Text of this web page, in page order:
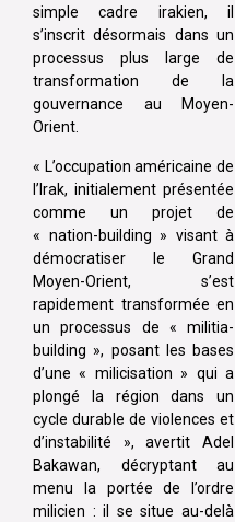
simple cadre irakien, il
s’inscrit désormais dans un
processus plus large de
transformation de la
gouvernance au Moyen-
Orient.
« L’occupation américaine de
l’Irak, initialement présentée
comme un projet de
« nation-building » visant à
démocratiser le Grand
Moyen-Orient, s’est
rapidement transformée en
un processus de « militia-
building », posant les bases
d’une « milicisation » qui a
plongé la région dans un
cycle durable de violences et
d’instabilité », avertit Adel
Bakawan, décryptant au
menu la portée de l’ordre
milicien : il se situe au-delà